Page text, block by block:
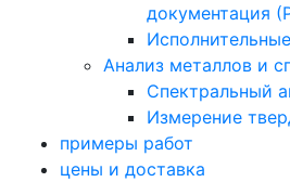
документация
Анализ металлов и
Спектральный
Измерение
примеры работ
цены и доставка